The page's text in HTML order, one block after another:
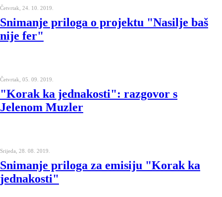
Četvrtak, 24. 10. 2019.
Snimanje priloga o projektu "Nasilje baš
nije fer"
Četvrtak, 05. 09. 2019.
"Korak ka jednakosti": razgovor s
Jelenom Muzler
Srijeda, 28. 08. 2019.
Snimanje priloga za emisiju "Korak ka
jednakosti"